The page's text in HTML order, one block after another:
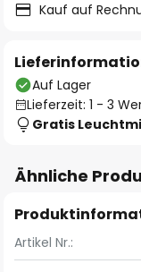
Kauf auf
Auf Lager
Lieferzeit: 1 - 3
Gratis
Ähnliche
Artikel Nr.: